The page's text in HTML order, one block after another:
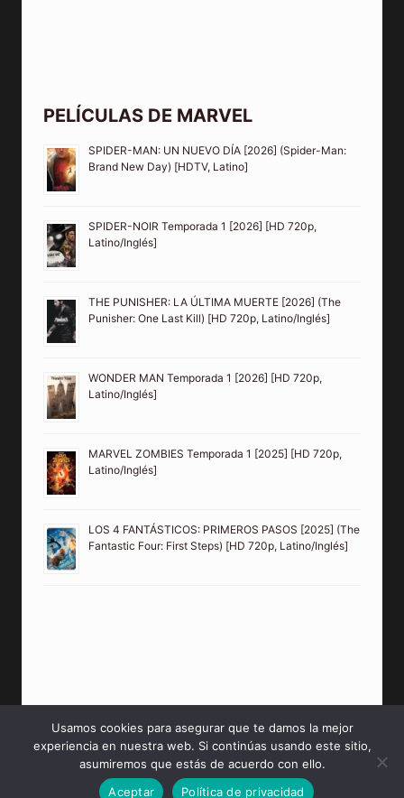
PELÍCULAS DE MARVEL
SPIDER-MAN: UN NUEVO DÍA [2026] (Spider-Man:
Brand New Day) [HDTV, Latino]
SPIDER-NOIR Temporada 1 [2026] [HD 720p,
Latino/Inglés]
THE PUNISHER: LA ÚLTIMA MUERTE [2026] (The
Punisher: One Last Kill) [HD 720p, Latino/Inglés]
WONDER MAN Temporada 1 [2026] [HD 720p,
Latino/Inglés]
MARVEL ZOMBIES Temporada 1 [2025] [HD 720p,
Latino/Inglés]
LOS 4 FANTÁSTICOS: PRIMEROS PASOS [2025] (The
Fantastic Four: First Steps) [HD 720p, Latino/Inglés]
© 2026 PeliculasMP4HD Sitio creado para tí.
Usamos cookies para asegurar que te damos la mejor
experiencia en nuestra web. Si continúas usando este sitio,
asumiremos que estás de acuerdo con ello.
Aceptar
Política de privacidad